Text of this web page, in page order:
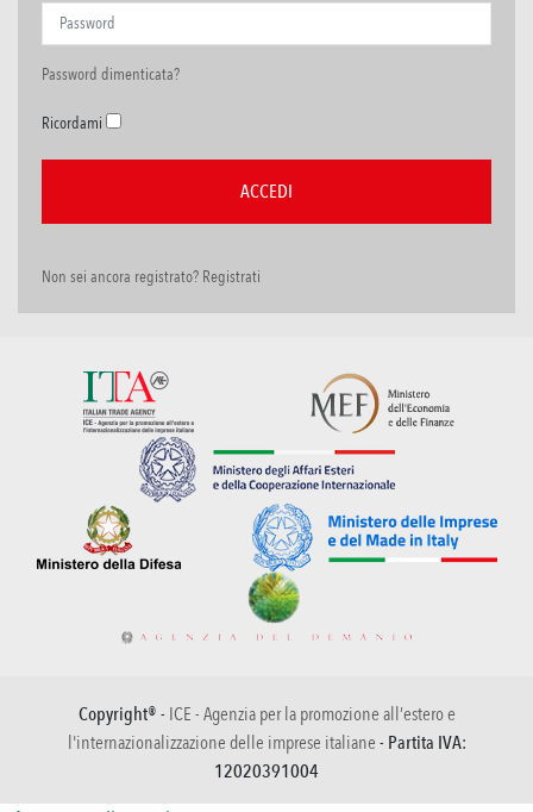
Password dimenticata?
Ricordami
Non sei ancora registrato? Registrati
Copyright® - ICE - Agenzia per la promozione all’estero e
l'internazionalizzazione delle imprese italiane - Partita IVA:
12020391004